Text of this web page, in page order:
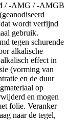
/ -AMG / -AMGB
wordt verfijnd
gebruik.
tegen schurende
alkalische
effect in
(vorming van
en de duur
op
en mogen
folie. Veranker
naar de tegel,